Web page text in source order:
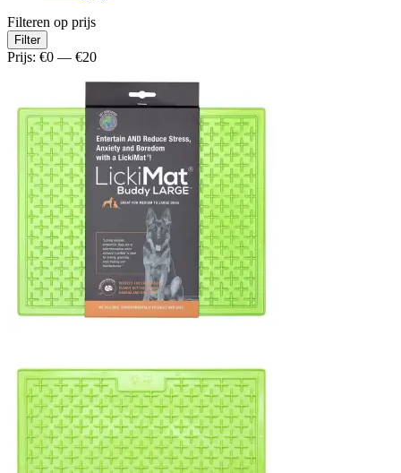
Filteren op prijs
Min.
prijs
Max.
prijs
Filter
Prijs: €0 — €20